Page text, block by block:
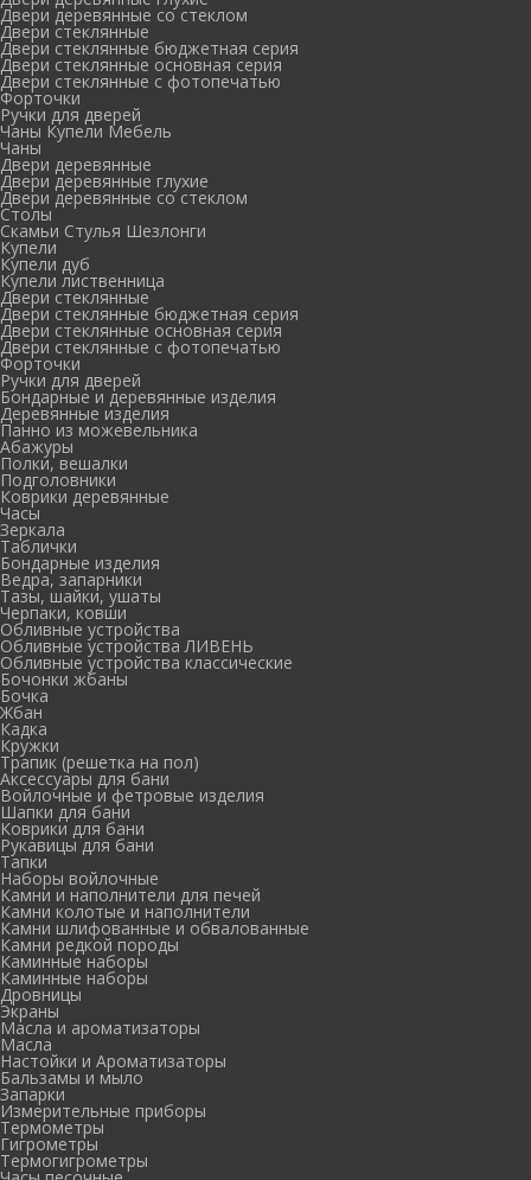
Двери деревянные со стеклом
Двери стеклянные
Двери стеклянные бюджетная серия
Двери стеклянные основная серия
Двери стеклянные с фотопечатью
Форточки
Ручки для дверей
Чаны Купели Мебель
Чаны
Двери деревянные
Двери деревянные глухие
Двери деревянные со стеклом
Столы
Скамьи Стулья Шезлонги
Купели
Купели дуб
Купели лиственница
Двери стеклянные
Двери стеклянные бюджетная серия
Двери стеклянные основная серия
Двери стеклянные с фотопечатью
Форточки
Ручки для дверей
Бондарные и деревянные изделия
Деревянные изделия
Панно из можевельника
Абажуры
Полки, вешалки
Подголовники
Коврики деревянные
Часы
Зеркала
Таблички
Бондарные изделия
Ведра, запарники
Тазы, шайки, ушаты
Черпаки, ковши
Обливные устройства
Обливные устройства ЛИВЕНЬ
Обливные устройства классические
Бочонки жбаны
Бочка
Жбан
Кадка
Кружки
Трапик (решетка на пол)
Аксессуары для бани
Войлочные и фетровые изделия
Шапки для бани
Коврики для бани
Рукавицы для бани
Тапки
Наборы войлочные
Камни и наполнители для печей
Камни колотые и наполнители
Камни шлифованные и обвалованные
Камни редкой породы
Каминные наборы
Каминные наборы
Дровницы
Экраны
Масла и ароматизаторы
Масла
Настойки и Ароматизаторы
Бальзамы и мыло
Запарки
Измерительные приборы
Термометры
Гигрометры
Термогигрометры